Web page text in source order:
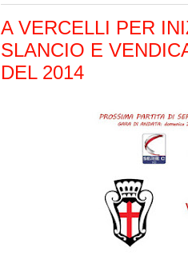
A VERCELLI PER
SLANCIO E
DEL 2014